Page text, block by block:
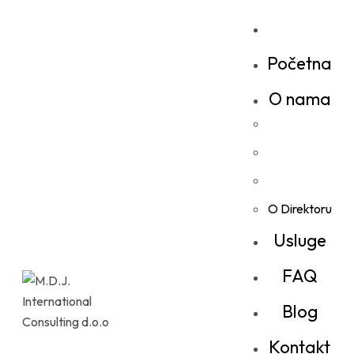
Početna
O nama
O Direktoru
Usluge
FAQ
Blog
Kontakt